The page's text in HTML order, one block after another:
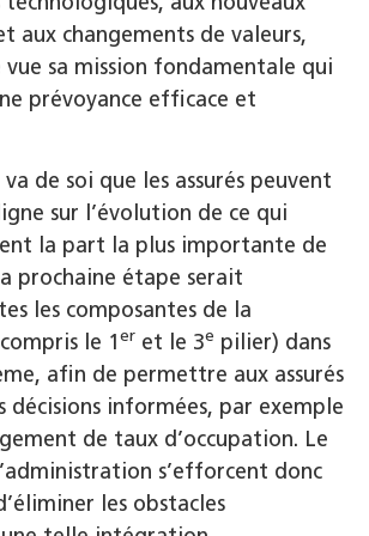
aux changements de valeurs,
vue sa mission fondamentale qui
prévoyance efficace et
de soi que les assurés peuvent
sur l’évolution de ce qui
la part la plus importante de
prochaine étape serait
les composantes de la
le 1er et le 3e pilier) dans
afin de permettre aux assurés
décisions informées, par exemple
de taux d’occupation. Le
s’efforcent donc
les obstacles